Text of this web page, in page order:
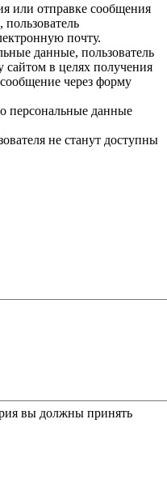
или отправке сообщения
пользователь
почту.
данные, пользователь
сайтом в целях получения
через форму
персональные данные
не станут доступны
вы должны принять